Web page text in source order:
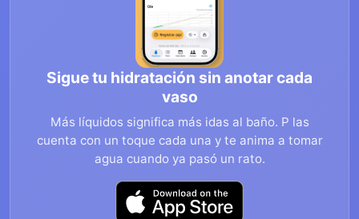
Sigue tu hidratación sin anotar cada
vaso
Más líquidos significa más idas al baño. P las
cuenta con un toque cada una y te anima a tomar
agua cuando ya pasó un rato.